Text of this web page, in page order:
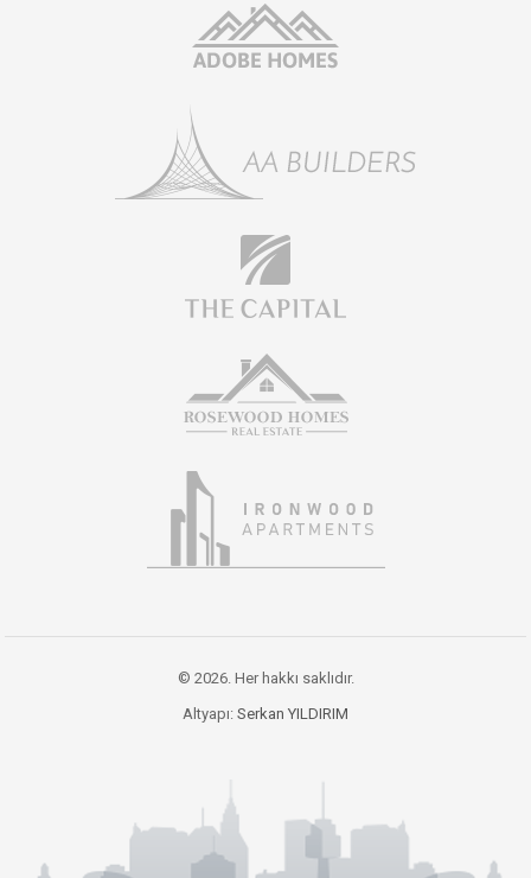
© 2026. Her hakkı saklıdır.
Altyapı: Serkan YILDIRIM